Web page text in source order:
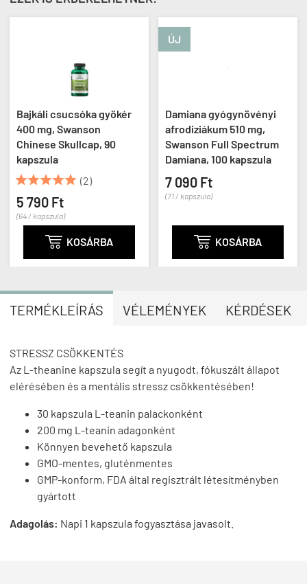
Bajkáli csucsóka gyökér
400 mg, Swanson
Chinese Skullcap, 90
kapszula
 (2)
5 790 Ft
(64 / kapszula)
 KOSÁRBA
ÚJ
Damiana gyógynövényi
afrodiziákum 510 mg,
Swanson Full Spectrum
Damiana, 100 kapszula
7 090 Ft
(71 / kapszula)
 KOSÁRBA
TERMÉKLEÍRÁS VÉLEMÉNYEK KÉRDÉSEK
STRESSZ CSÖKKENTÉS
Az L-theanine kapszula segít a nyugodt, fókuszált állapot
elérésében és a mentális stressz csökkentésében!
30 kapszula L-teanin palackonként
200 mg L-teanin adagonként
Könnyen bevehető kapszula
GMO-mentes, gluténmentes
GMP-konform, FDA által regisztrált létesítményben
gyártott
Adagolás: Napi 1 kapszula fogyasztása javasolt.